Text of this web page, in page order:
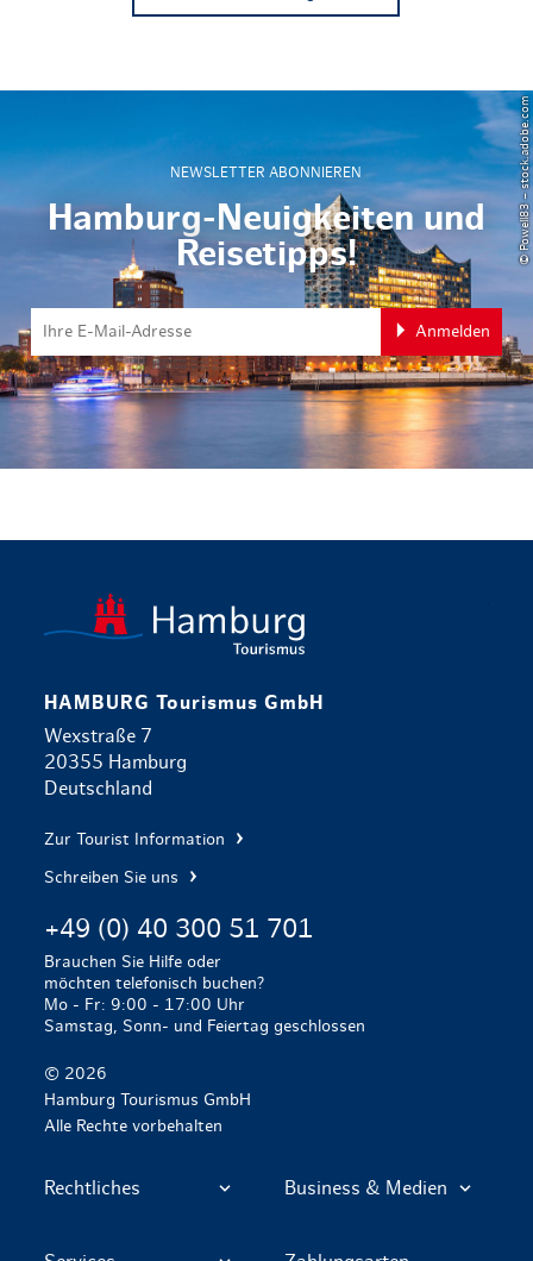
NEWSLETTER ABONNIEREN
Hamburg-Neuigkeiten und
Reisetipps!
Anmelden
© Powell83 – stock.adobe.com
HAMBURG Tourismus GmbH
Wexstraße 7
20355 Hamburg
Deutschland
Zur Tourist Information
Schreiben Sie uns
+49 (0) 40 300 51 701
Brauchen Sie Hilfe oder
möchten telefonisch buchen?
Mo - Fr: 9:00 - 17:00 Uhr
Samstag, Sonn- und Feiertag geschlossen
© 2026
Hamburg Tourismus GmbH
Alle Rechte vorbehalten
Rechtliches Business & Medien